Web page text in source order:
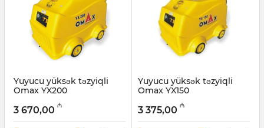
Yuyucu yüksək təzyiqli
Omax YX200
017011064
3 670,00 ₼
Yuyucu yüksək təzyiqli
Omax YX150
017011063
3 375,00 ₼